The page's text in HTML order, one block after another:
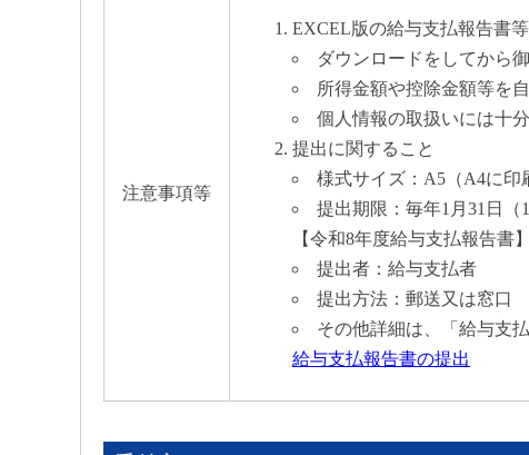
注意事項等
EXCEL版の給与支払報告書
ダウンロードをしてから
所得金額や控除金額等を
個人情報の取扱いには十
提出に関すること
様式サイズ：A5（A4に印
提出期限：毎年1月31日（
【令和8年度給与支払報告書
提出者：給与支払者
提出方法：郵送又は窓口
その他詳細は、「給与支
給与支払報告書の提出